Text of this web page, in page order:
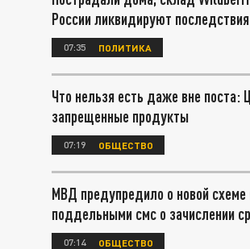
России ликвидируют
07:35 ПОЛИТИКА
Что нельзя есть даже вне поста:
запрещенные продукты
07:19 ОБЩЕСТВО
МВД предупредило о новой
поддельными смс о зачислении
07:14 ОБЩЕСТВО